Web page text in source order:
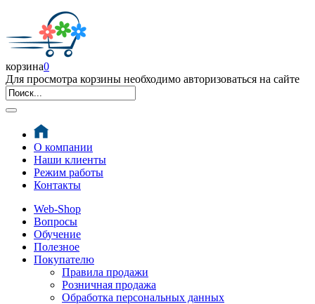
корзина0
Для просмотра корзины необходимо авторизоваться на сайте
О компании
Наши клиенты
Режим работы
Контакты
Web-Shop
Вопросы
Обучение
Полезное
Покупателю
Правила продажи
Розничная продажа
Обработка персональных данных